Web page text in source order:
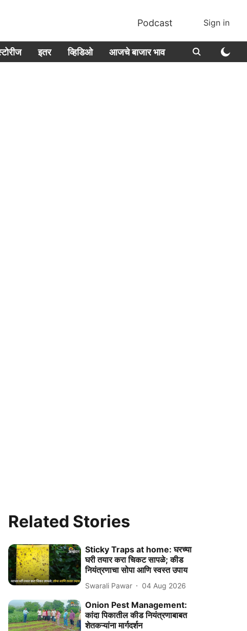
Podcast Sign in
इतर व्हिडिओ आजचे बाजार भाव
Related Stories
Sticky Traps at home: घरच्या
घरी तयार करा चिकट सापळे; कीड
नियंत्रणाचा सोपा आणि स्वस्त उपाय
Swarali Pawar 04 Aug 2026
Onion Pest Management:
कांदा पिकातील कीड नियंत्रणाबाबत
शेतकऱ्यांना मार्गदर्शन